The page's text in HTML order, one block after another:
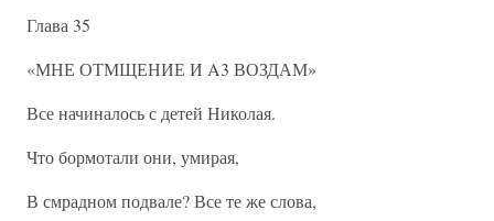
Глава 35
«МНЕ ОТМЩЕНИЕ И A3 ВОЗДАМ»
Все начиналось с детей Николая.
Что бормотали они, умирая,
В смрадном подвале? Все те же слова,